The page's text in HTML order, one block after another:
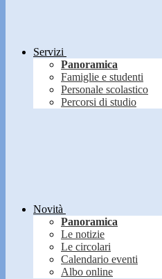
Servizi
Panoramica
Famiglie e studenti
Personale scolastico
Percorsi di studio
Novità
Panoramica
Le notizie
Le circolari
Calendario eventi
Albo online